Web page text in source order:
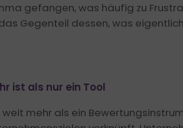
gefangen, was häufig zu
Gegenteil dessen, was
ist als nur ein Tool
mehr als ein